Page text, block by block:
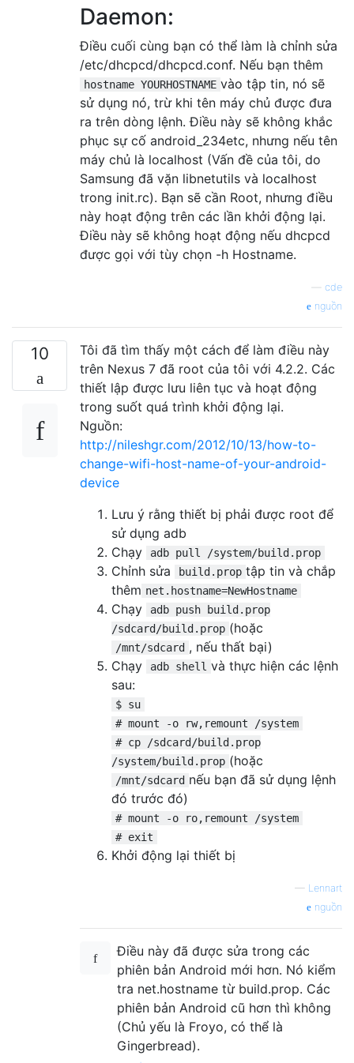
Daemon:
Điều cuối cùng bạn có thể làm là chỉnh sửa
/etc/dhcpcd/dhcpcd.conf. Nếu bạn thêm
hostname YOURHOSTNAME vào tập tin, nó sẽ
sử dụng nó, trừ khi tên máy chủ được đưa
ra trên dòng lệnh. Điều này sẽ không khắc
phục sự cố android_234etc, nhưng nếu tên
máy chủ là localhost (Vấn đề của tôi, do
Samsung đã vặn libnetutils và localhost
trong init.rc). Bạn sẽ cần Root, nhưng điều
này hoạt động trên các lần khởi động lại.
Điều này sẽ không hoạt động nếu dhcpcd
được gọi với tùy chọn -h Hostname.
cde
nguồn
10
Tôi đã tìm thấy một cách để làm điều này
trên Nexus 7 đã root của tôi với 4.2.2. Các
thiết lập được lưu liên tục và hoạt động
trong suốt quá trình khởi động lại.
Nguồn:
http://nileshgr.com/2012/10/13/how-to-
change-wifi-host-name-of-your-android-
device
Lưu ý rằng thiết bị phải được root để
sử dụng adb
Chạy
adb pull /system/build.prop
Chỉnh sửa build.prop tập tin và chắp
thêm net.hostname=NewHostname
Chạy
adb push build.prop
/sdcard/build.prop (hoặc
/mnt/sdcard , nếu thất bại)
Chạy
adb shell và thực hiện các lệnh
sau:
$ su
# mount -o rw,remount /system
# cp /sdcard/build.prop
/system/build.prop (hoặc
/mnt/sdcard nếu bạn đã sử dụng lệnh
đó trước đó)
# mount -o ro,remount /system
# exit
Khởi động lại thiết bị
— Lennart
nguồn
Điều này đã được sửa trong các
phiên bản Android mới hơn. Nó kiểm
tra net.hostname từ build.prop. Các
phiên bản Android cũ hơn thì không
(Chủ yếu là Froyo, có thể là
Gingerbread).